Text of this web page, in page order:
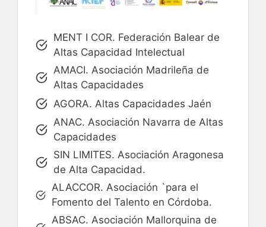
MENT I COR. Federación Balear de
Altas Capacidad Intelectual
AMACI. Asociación Madrileña de
Altas Capacidades
AGORA. Altas Capacidades Jaén
ANAC. Asociación Navarra de Altas
Capacidades
SIN LIMITES. Asociación Aragonesa
de Alta Capacidad.
ALACCOR. Asociación `para el
Fomento del Talento en Córdoba.
ABSAC. Asociación Mallorquina de